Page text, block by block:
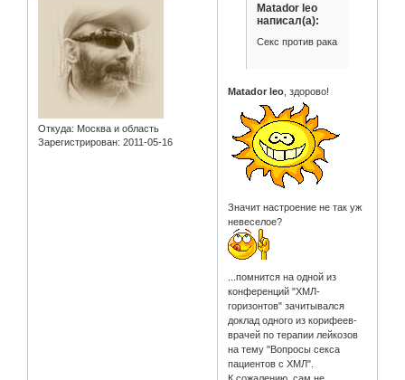
Откуда: Москва и область
Зарегистрирован: 2011-05-16
Matador leo
написал(а):
Секс против рака
Matador leo , здорово!
Значит настроение не так уж
невеселое?
...помнится на одной из
конференций "ХМЛ-
горизонтов" зачитывался
доклад одного из корифеев-
врачей по терапии лейкозов
на тему "Вопросы секса
пациентов с ХМЛ".